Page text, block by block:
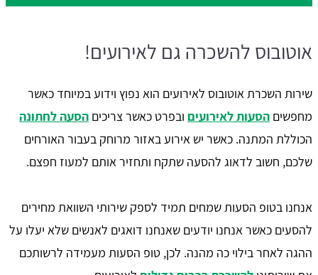
אוטובוס להשכרה גם לאירועים!
שירות השכרת אוטובוס לאירועים הוא נפוץ וידוע במיוחד כאשר
מחפשים הסעות לאירועים ובפרט כאשר צריכים הסעה לחתונה
הכוללת המתנה. כאשר יש אירוע באזור מרוחק בעבור האורחים
שלכם, חשוב לדאוג להסעה שתקח ותחזיר אותם למעוז חפצם.
אנחנו בטופ הסעות שמחים תמיד לספק שירותי השוואת מחירים
להסעים כאשר אנחנו יודעים שאנחנו דואגים לאנשים שלא יעלו על
ההגה לאחר בילוי כה מהנה. לכן, טופ הסעות מעמידה לרשותכם